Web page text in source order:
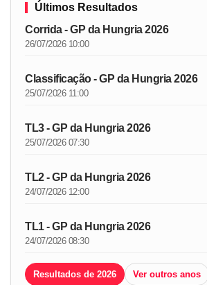
Últimos Resultados
Corrida - GP da Hungria 2026
26/07/2026 10:00
Classificação - GP da Hungria 2026
25/07/2026 11:00
TL3 - GP da Hungria 2026
25/07/2026 07:30
TL2 - GP da Hungria 2026
24/07/2026 12:00
TL1 - GP da Hungria 2026
24/07/2026 08:30
Resultados de 2026 Ver outros anos